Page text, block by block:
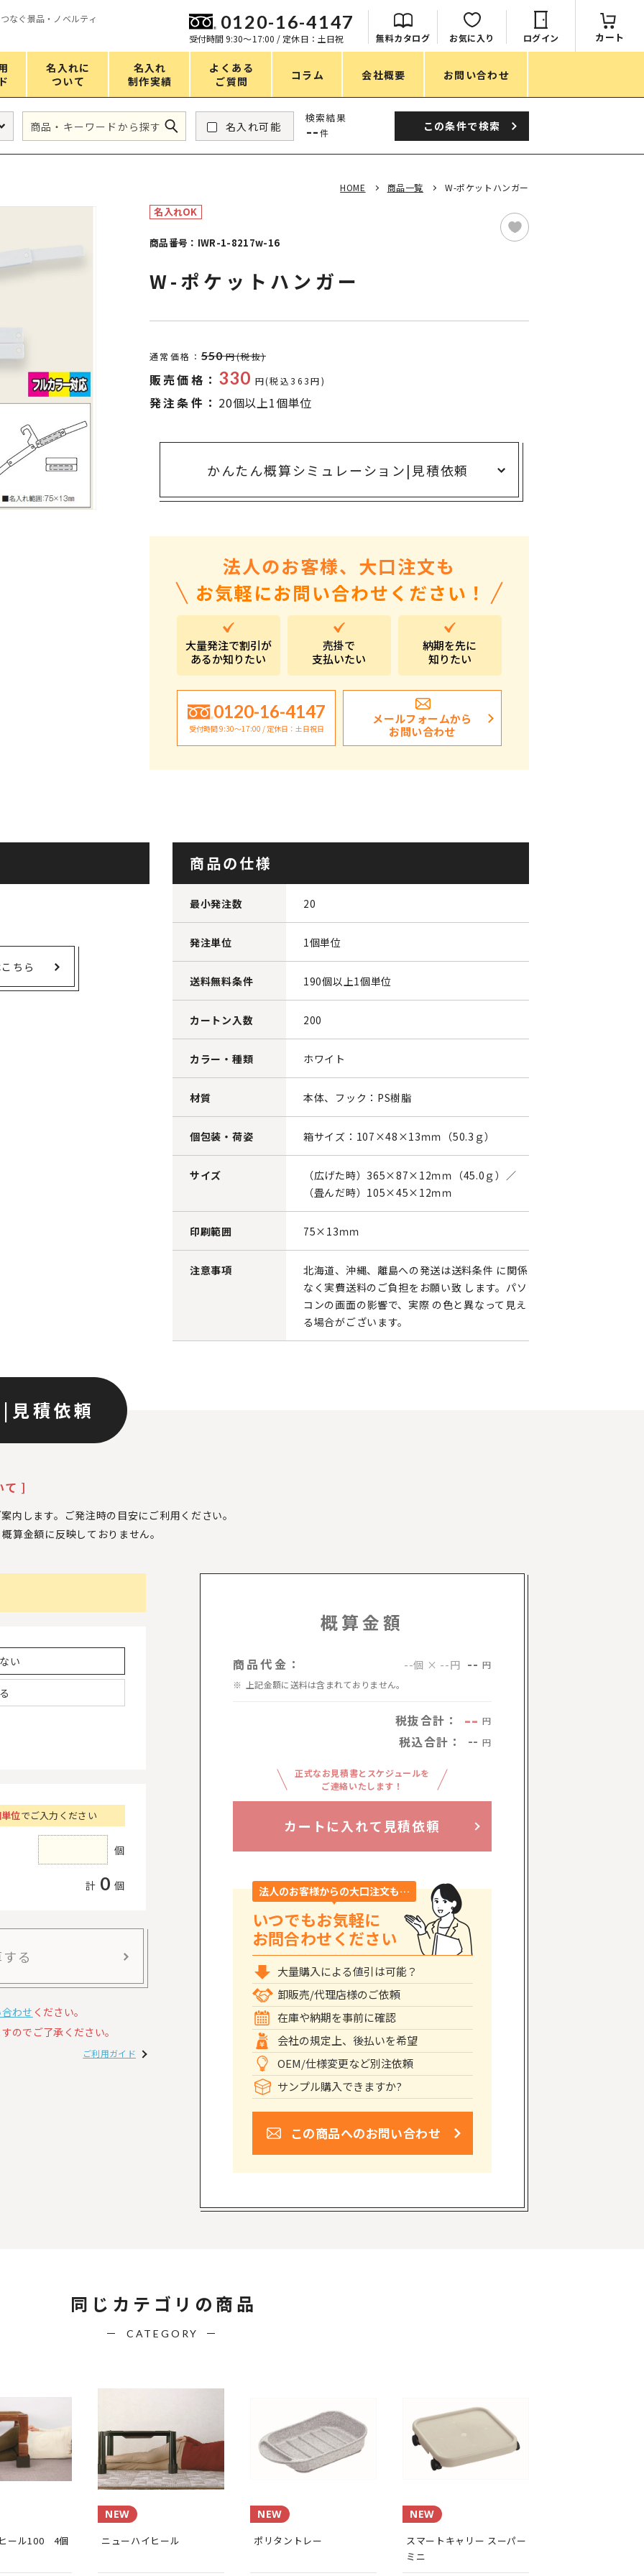
なぐ景品・ノベルティ
0120-16-4147
受付時間 9:30〜17:00 / 定休日：土日祝 無料カタログ お気に入り ログイン カート
名入れに
ついて
名入れ
制作実績
よくある
ご質問
コラム 会社概要 お問い合わせ
スマホ・PCグッズ
UVケア
バッグ&ポーチ
キャラクター雑貨
すべてのカテゴリ
価格
151～200円
201～250円
251～300円
501～1,000円
1,000～2,000円
2,000～3,000円
安全大会ノベルティ・記念品特集
インバウンド･外国人観光客向け特集
粗品・営業配布
入学・卒業記念品
自治体・公共団体向け
オープン・開業・開院
ポストイン
ばらまき、ショップイベント向け粗品・ノベ
名入れ可能
検索結果
-- 件 この条件で検索
HOME 商品一覧 W-ポケットハンガー
名入れOK
商品番号：IWR-1-8217w-16
W-ポケットハンガー
通常価格： 550 円(税抜)
販売価格： 330 円(税込363円)
発注条件： 20個以上1個単位
かんたん概算シミュレーション| 見積依頼
法人のお客様、大口注文も
お気軽にお問い合わせください！
大量発注で割引が
あるか知りたい
売掛で
支払いたい
納期を先に
知りたい
0120-16-4147
受付時間 9:30〜17:00 / 定休日：土日祝日
メールフォームから
お問い合わせ
ちら
商品の仕様
最小発注数 20
発注単位 1個単位
送料無料条件 190個以上1個単位
カートン入数 200
カラー・種類 ホワイト
材質 本体、フック：PS樹脂
個包装・荷姿 箱サイズ：107×48×13ｍｍ（50.3ｇ）
サイズ
（広げた時）365×87×12ｍｍ（45.0ｇ）／
（畳んだ時）105×45×12ｍｍ
印刷範囲 75×13ｍｍ
注意事項
北海道、沖縄、離島への発送は送料条件 に関係
なく実費送料のご負担をお願い致 します。パソ
コンの画面の影響で、実際 の色と異なって見え
る場合がございます。
| 見積依頼
て ]
内します。ご発注時の目安にご利用ください。
概算金額に反映しておりません。
い
位でご入力ください
個
計 0 個
る
わせ ください。
のでご了承ください。
ご利用ガイド
概算金額
商品代金： --個 × --円 -- 円
上記金額に送料は含まれておりません。
税抜合計： -- 円
税込合計： -- 円
正式なお見積書とスケジュールを
ご連絡いたします！
カートに入れて見積依頼
法人のお客様からの大口注文も…
いつでもお気軽に
お問合わせください
大量購入による値引は可能？
卸販売/代理店様のご依頼
在庫や納期を事前に確認
会社の規定上、後払いを希望
OEM/仕様変更など別注依頼
サンプル購入できますか?
この商品へのお問い合わせ
同じカテゴリの商品
CATEGORY
ール100 4個
NEW
ニューハイヒール
NEW
ポリタントレー
NEW
スマートキャリー スーパー
ミニ